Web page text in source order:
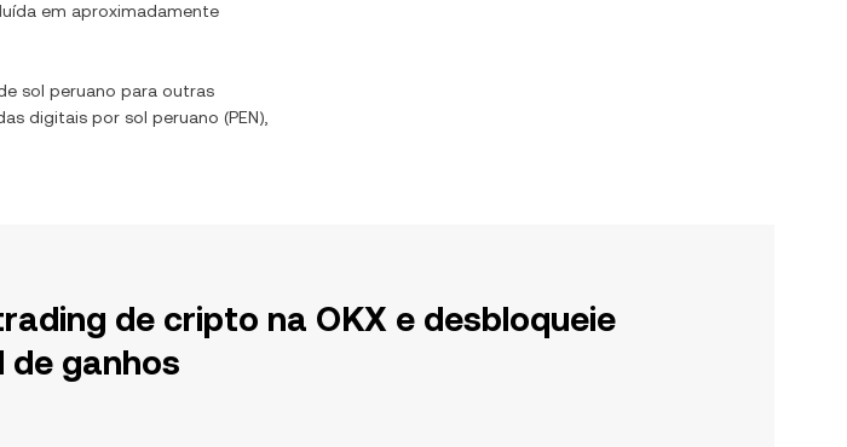
em aproximadamente
sol peruano para outras
digitais por sol peruano (PEN),
de cripto na OKX e desbloqueie
de ganhos